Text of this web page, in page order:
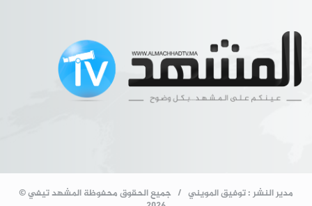
مدير النشر : توفيق المويني / جميع الحقوق محفوظة المشهد تيفي ©